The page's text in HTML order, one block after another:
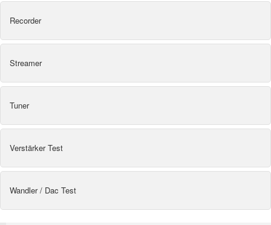
Recorder
Streamer
Tuner
Verstärker Test
Wandler / Dac Test